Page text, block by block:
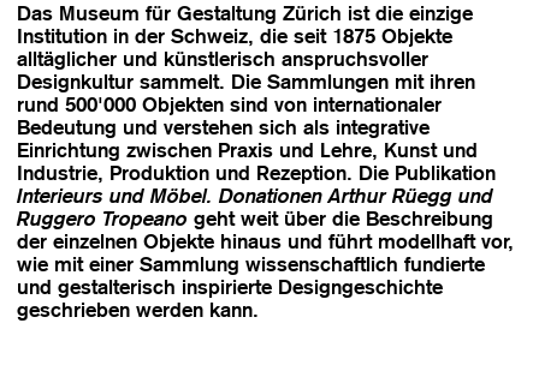
Das Museum für Gestaltung Zürich ist die einzige
Institution in der Schweiz, die seit 1875 Objekte
alltäglicher und künstlerisch anspruchsvoller
Designkultur sammelt. Die Sammlungen mit ihren
rund 500'000 Objekten sind von internationaler
Bedeutung und verstehen sich als integrative
Einrichtung zwischen Praxis und Lehre, Kunst und
Industrie, Produktion und Rezeption. Die Publikation
Interieurs und Möbel. Donationen Arthur Rüegg und
Ruggero Tropeano geht weit über die Beschreibung
der einzelnen Objekte hinaus und führt modellhaft vor,
wie mit einer Sammlung wissenschaftlich fundierte
und gestalterisch inspirierte Designgeschichte
geschrieben werden kann.